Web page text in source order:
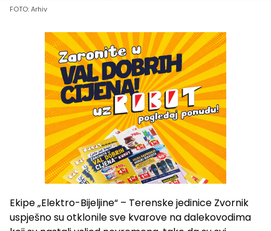
FOTO: Arhiv
Ekipe „Elektro-Bijeljine“ – Terenske jedinice Zvornik
uspješno su otklonile sve kvarove na dalekovodima